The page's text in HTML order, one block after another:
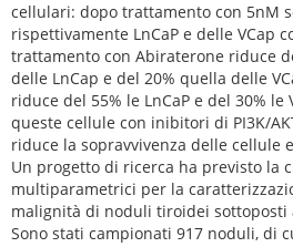
cellulari: dopo trattamento con 5nM
rispettivamente LnCaP e delle VCap
trattamento con Abiraterone riduce
delle LnCap e del 20% quella delle
riduce del 55% le LnCaP e del 30%
queste cellule con inibitori di PI3K/
riduce la sopravvivenza delle cellule
Un progetto di ricerca ha previsto la
multiparametrici per la
malignità di noduli tiroidei sottoposti
Sono stati campionati 917 noduli, di